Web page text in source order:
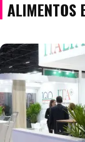
ALIMENTOS